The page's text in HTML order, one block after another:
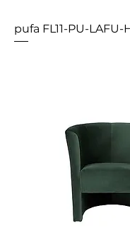
pufa FL11-PU-LAFU-